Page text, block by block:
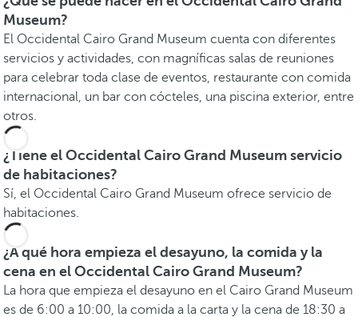
Museum?
El Occidental Cairo Grand Museum cuenta con diferentes
servicios y actividades, con magníficas salas de reuniones
para celebrar toda clase de eventos, restaurante con comida
internacional, un bar con cócteles, una piscina exterior, entre
otros.
¿Tiene el Occidental Cairo Grand Museum servicio
de habitaciones?
Sí, el Occidental Cairo Grand Museum ofrece servicio de
habitaciones.
¿A qué hora empieza el desayuno, la comida y la
cena en el Occidental Cairo Grand Museum?
La hora que empieza el desayuno en el Cairo Grand Museum
es de 6:00 a 10:00, la comida a la carta y la cena de 18:30 a